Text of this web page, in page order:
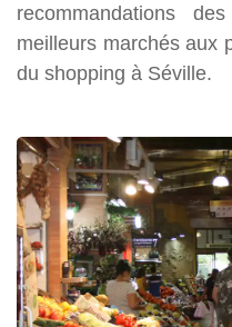
recommandations
meilleurs marchés aux
du shopping à Séville.